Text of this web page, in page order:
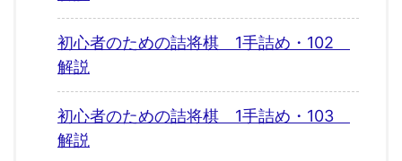
初心者のための詰将棋 1手詰め・102
解説
初心者のための詰将棋 1手詰め・103
解説